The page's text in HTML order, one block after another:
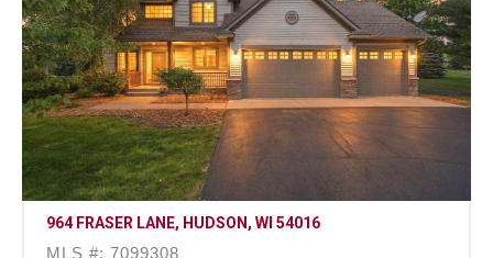
964 FRASER LANE, HUDSON, WI 54016
MLS #: 7099308